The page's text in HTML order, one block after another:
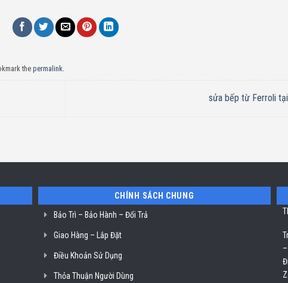
the permalink.
sửa bếp từ Ferroli
CHÍNH SÁCH CHUNG
Bảo Trì – Bảo Hành – Đổi Trả
Giao Hàng – Lắp Đặt
Điều Khoản Sử Dụng
Thỏa Thuận Người Dùng